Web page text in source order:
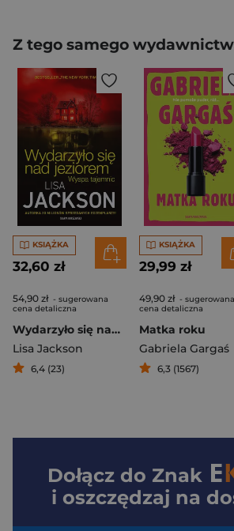
Z tego samego
KSIĄŻKA
32,60 zł
54,90 zł - sugerowana
cena detaliczna
Wydarzyło się nad jeziorem. Wyspa tajemnic
Lisa Jackson
6,4 (23)
KSIĄŻKA
29,99 zł
49,90 zł - sugerowana
cena detaliczna
Matka roku
Gabriela Gargaś
6,3 (1567)
Dołącz do Znak
i oszczędzaj na